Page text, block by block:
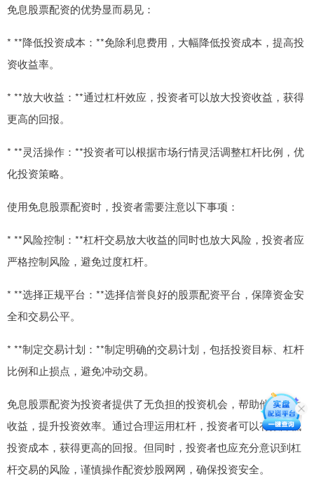
免息股票配资的优势显而易见：
* **降低投资成本：**免除利息费用，大幅降低投资成本，提高投
资收益率。
* **放大收益：**通过杠杆效应，投资者可以放大投资收益，获得
更高的回报。
* **灵活操作：**投资者可以根据市场行情灵活调整杠杆比例，优
化投资策略。
使用免息股票配资时，投资者需要注意以下事项：
* **风险控制：**杠杆交易放大收益的同时也放大风险，投资者应
严格控制风险，避免过度杠杆。
* **选择正规平台：**选择信誉良好的股票配资平台，保障资金安
全和交易公平。
* **制定交易计划：**制定明确的交易计划，包括投资目标、杠杆
比例和止损点，避免冲动交易。
免息股票配资为投资者提供了无负担的投资机会，帮助他们放大
收益，提升投资效率。通过合理运用杠杆，投资者可以有效降低
投资成本，获得更高的回报。但同时，投资者也应充分意识到杠
杆交易的风险，谨慎操作配资炒股网网，确保投资安全。